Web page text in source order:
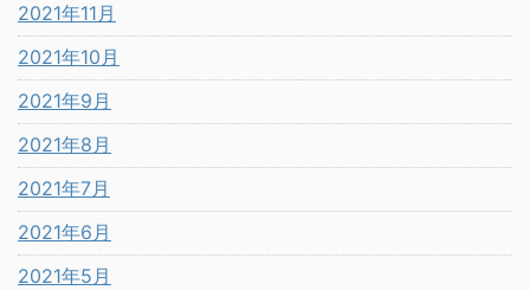
2021年11月
2021年10月
2021年9月
2021年8月
2021年7月
2021年6月
2021年5月